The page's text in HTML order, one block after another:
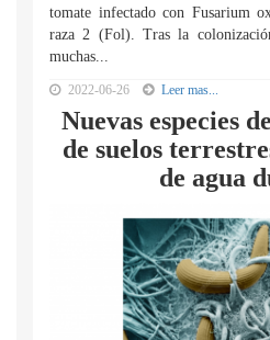
tomate infectado con Fusarium
raza 2 (Fol). Tras la
muchas...
2022-06-26 Leer mas...
Nuevas especies
de suelos
de agua